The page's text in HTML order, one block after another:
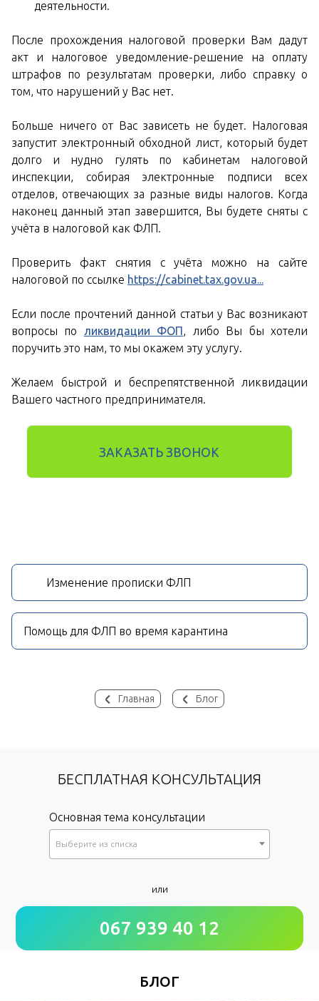
Главная Блог
деятельности.
После прохождения налоговой проверки Вам дадут
акт и налоговое уведомление-решение на оплату
штрафов по результатам проверки, либо справку о
том, что нарушений у Вас нет.
Больше ничего от Вас зависеть не будет. Налоговая
запустит электронный обходной лист, который будет
долго и нудно гулять по кабинетам налоговой
инспекции, собирая электронные подписи всех
отделов, отвечающих за разные виды налогов. Когда
наконец данный этап завершится, Вы будете сняты с
учёта в налоговой как ФЛП.
Проверить факт снятия с учёта можно на сайте
налоговой по ссылке https://cabinet.tax.gov.ua...
Если после прочтений данной статьи у Вас возникают
вопросы по ликвидации ФОП, либо Вы бы хотели
поручить это нам, то мы окажем эту услугу.
Желаем быстрой и беспрепятственной ликвидации
Вашего частного предпринимателя.
ЗАКАЗАТЬ ЗВОНОК
Изменение прописки ФЛП
Помощь для ФЛП во время карантина
БЕСПЛАТНАЯ КОНСУЛЬТАЦИЯ
Основная тема консультации
Выберите из списка
Как к Вам обращаться?
или
067 939 40 12
БЛОГ